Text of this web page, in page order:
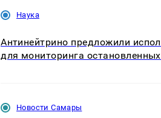
Наука
Антинейтрино предложили
для мониторинга
Новости Самары